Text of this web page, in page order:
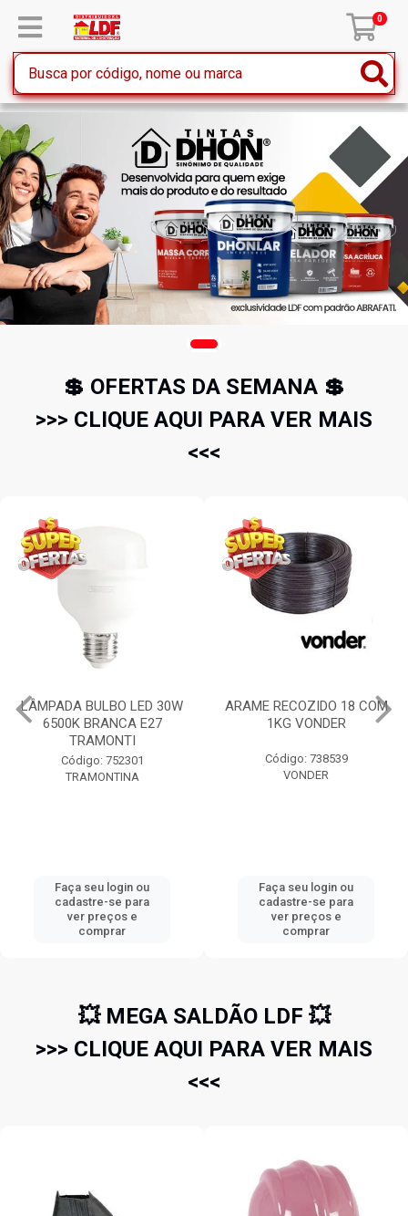
0
💲 OFERTAS DA SEMANA 💲
>>> CLIQUE AQUI PARA VER MAIS
<<<
LÂMPADA BULBO LED 30W
6500K BRANCA E27
TRAMONTI
Código: 752301
TRAMONTINA
Faça seu login ou
cadastre-se para
ver preços e
comprar
ARAME RECOZIDO 18 COM
1KG VONDER
Código: 738539
VONDER
Faça seu login ou
cadastre-se para
ver preços e
comprar
💥 MEGA SALDÃO LDF 💥
>>> CLIQUE AQUI PARA VER MAIS
<<<